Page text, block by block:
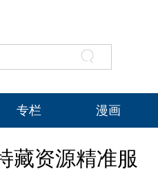
专栏 漫画
藏资源精准服